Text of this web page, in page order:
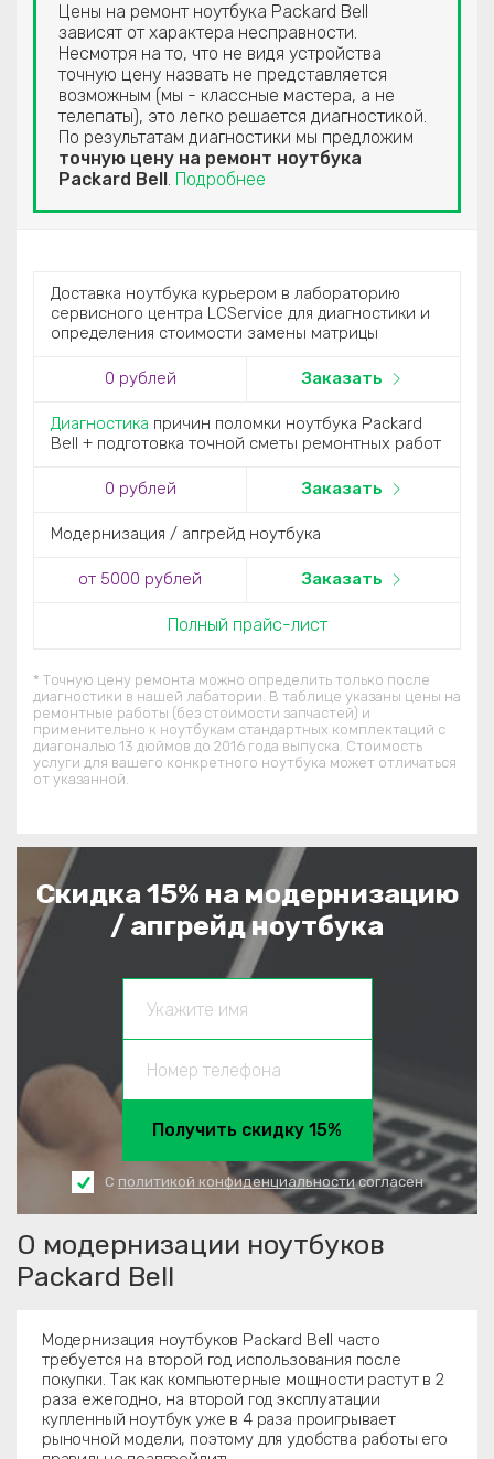
Цены на ремонт ноутбука Packard Bell
зависят от характера несправности.
Несмотря на то, что не видя устройства
точную цену назвать не представляется
возможным (мы - классные мастера, а не
телепаты), это легко решается диагностикой.
По результатам диагностики мы предложим
точную цену на ремонт ноутбука
Packard Bell. Подробнее
Доставка ноутбука курьером в лабораторию
сервисного центра LCService для диагностики и
определения стоимости замены матрицы
0 рублей Заказать
Диагностика причин поломки ноутбука Packard
Bell + подготовка точной сметы ремонтных работ
0 рублей Заказать
Модернизация / апгрейд ноутбука
от 5000 рублей Заказать
Полный прайс-лист
* Точную цену ремонта можно определить только после
диагностики в нашей лабатории. В таблице указаны цены на
ремонтные работы (без стоимости запчастей) и
применительно к ноутбукам стандартных комплектаций c
диагональю 13 дюймов до 2016 года выпуска. Стоимость
услуги для вашего конкретного ноутбука может отличаться
от указанной.
Скидка 15% на модернизацию
/ апгрейд ноутбука
Получить скидку 15%
С политикой конфиденциальностисогласен
О модернизации ноутбуков
Packard Bell
Модернизация ноутбуков Packard Bell часто
требуется на второй год использования после
покупки. Так как компьютерные мощности растут в 2
раза ежегодно, на второй год эксплуатации
купленный ноутбук уже в 4 раза проигрывает
рыночной модели, поэтому для удобства работы его